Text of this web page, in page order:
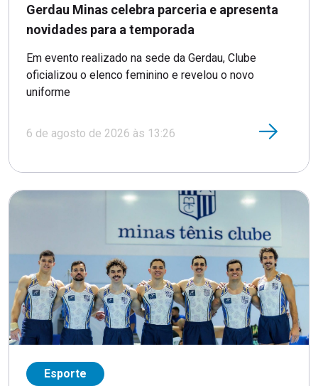
Gerdau Minas celebra parceria e apresenta
novidades para a temporada
Em evento realizado na sede da Gerdau, Clube
oficializou o elenco feminino e revelou o novo
uniforme
6 de agosto de 2026 às 13:26
Esporte